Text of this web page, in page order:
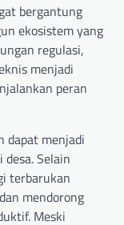
bergantung
ekosistem yang
regulasi,
menjadi
peran
dapat menjadi
Selain
terbarukan
mendorong
Meski